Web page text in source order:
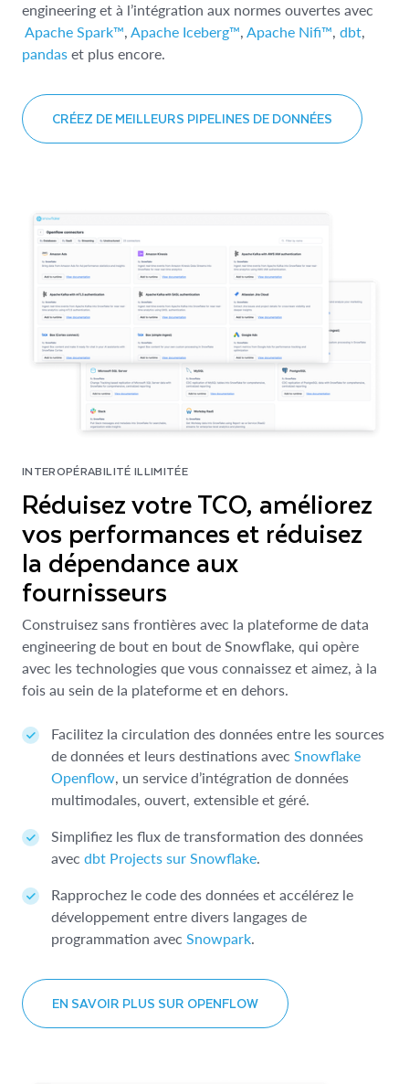
engineering et à l’intégration aux normes ouvertes avec
Apache Spark™, Apache Iceberg™, Apache Nifi™, dbt,
pandas et plus encore.
CRÉEZ DE MEILLEURS PIPELINES DE DONNÉES
INTEROPÉRABILITÉ ILLIMITÉE
Réduisez votre TCO, améliorez
vos performances et réduisez
la dépendance aux
fournisseurs
Construisez sans frontières avec la plateforme de data
engineering de bout en bout de Snowflake, qui opère
avec les technologies que vous connaissez et aimez, à la
fois au sein de la plateforme et en dehors.
Facilitez la circulation des données entre les sources
de données et leurs destinations avec Snowflake
Openflow , un service d’intégration de données
multimodales, ouvert, extensible et géré.
Simplifiez les flux de transformation des données
avec dbt Projects sur Snowflake
Rapprochez le code des données et accélérez le
développement entre divers langages de
programmation avec Snowpark
EN SAVOIR PLUS SUR OPENFLOW